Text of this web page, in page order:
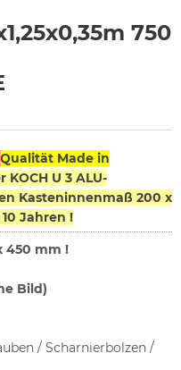
750
Qualität Made in
KOCH U 3 ALU-
Kasteninnenmaß 200 x
Jahren !
450 mm !
Bild)
/ Scharnierbolzen /